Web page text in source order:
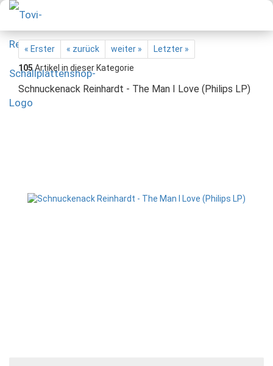
« Erster « zurück weiter »
Letzter »
105Artikel in dieser Kategorie
Schnuckenack Reinhardt - The Man I Love (Philips LP)